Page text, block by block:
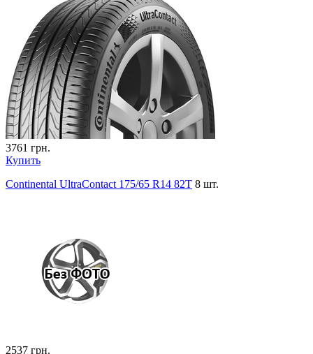
3761 грн.
Купить
Continental UltraContact 175/65 R14 82T 8 шт.
2537 грн.